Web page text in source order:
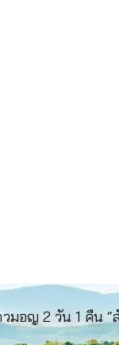
อญ 2 วัน 1 คืน “สั